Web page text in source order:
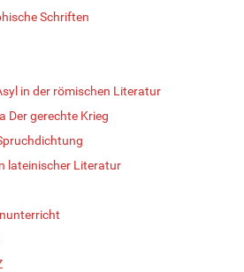
Schriften
in der römischen Literatur
Der gerechte Krieg
lateinischer Literatur